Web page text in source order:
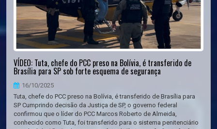
VÍDEO: Tuta, chefe do PCC preso na Bolívia, é transferido de
Brasília para SP sob forte esquema de segurança
16/10/2025
Tuta, chefe do PCC preso na Bolívia, é transferido de Brasília para
SP Cumprindo decisão da Justiça de SP, o governo federal
confirmou que o líder do PCC Marcos Roberto de Almeida,
conhecido como Tuta, foi transferido para o sistema penitenciário